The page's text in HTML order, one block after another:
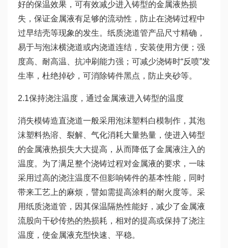
好的保温效果，可有效减少进入铸型的金属液热损
失，保证金属液有足够的流动性，防止在浇铸过程中
过早结壳等现象的发生。纸质浇道管产品尺寸精确，
易于与泡沫横浇道或内浇道连结，安装使用方便；强
度高、耐高温、抗冲刷能力强；可减少浇铸时“反喷”发
生率，杜绝掉砂，可消除铸件黑点，防止夹砂等。
2.1保持浇注温度，通过金属液进入铸型的温度
消失模铸造直浇道一般采用泡沫塑料白模制作，其泡
沫塑料热溶、裂解、气化消耗大量热量，使进入铸型
的金属液热损失大大提高，从而降低了金属液注入的
温度。为了满足整个浇铸过程对金属液的要求，一味
采用过高的浇注温度不但影响铸件的基本性能，同时
带来工艺上的麻烦，譬如需提高涂料的耐火度等。采
用纸质浇道管，因其保温隔热性能好，减少了金属液
流股向干砂传热的热损耗，相对的提高或保持了浇注
温度，使金属液充型快速、平稳。